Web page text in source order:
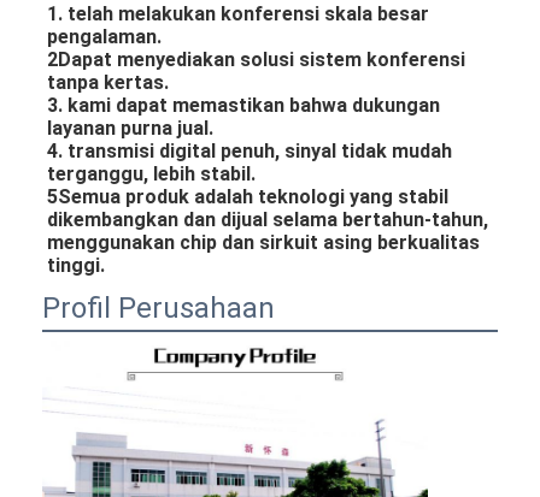
1. telah melakukan konferensi skala besar
pengalaman.
2Dapat menyediakan solusi sistem konferensi
tanpa kertas.
3. kami dapat memastikan bahwa dukungan
layanan purna jual.
4. transmisi digital penuh, sinyal tidak mudah
terganggu, lebih stabil.
5Semua produk adalah teknologi yang stabil
dikembangkan dan dijual selama bertahun-tahun,
menggunakan chip dan sirkuit asing berkualitas
tinggi.
Profil Perusahaan